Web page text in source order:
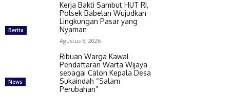
Berita
Kerja Bakti Sambut HUT RI,
Polsek Babelan Wujudkan
Lingkungan Pasar yang
Nyaman
Agustus 6, 2026
News
Ribuan Warga Kawal
Pendaftaran Warta Wijaya
sebagai Calon Kepala Desa
Sukaindah “Salam
Perubahan”